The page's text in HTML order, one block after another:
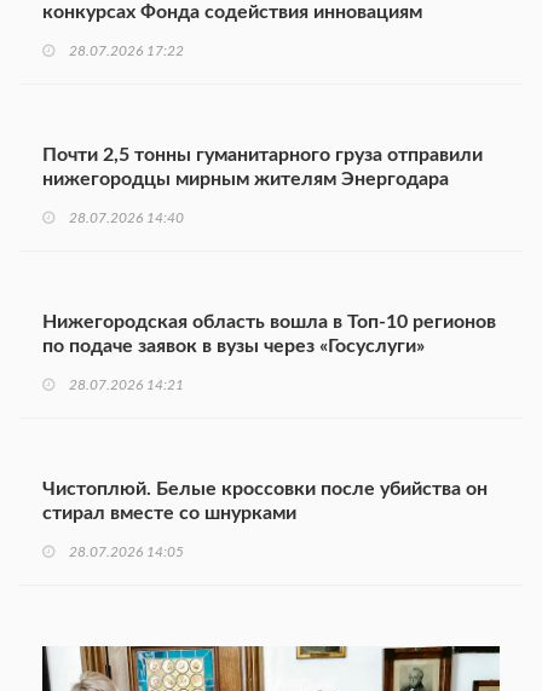
конкурсах Фонда содействия инновациям
28.07.2026 17:22
Почти 2,5 тонны гуманитарного груза отправили
нижегородцы мирным жителям Энергодара
28.07.2026 14:40
Нижегородская область вошла в Топ-10 регионов
по подаче заявок в вузы через «Госуслуги»
28.07.2026 14:21
Чистоплюй. Белые кроссовки после убийства он
стирал вместе со шнурками
28.07.2026 14:05